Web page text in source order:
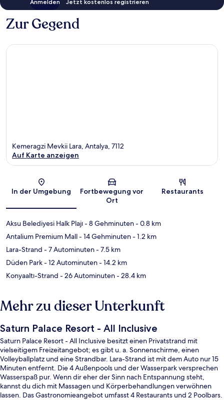
Anmelden Jetzt kostenlos registrieren
Zur Gegend
Karte
Kemeragzi Mevkii Lara, Antalya, 7112
Auf Karte anzeigen
In der Umgebung
Fortbewegung vor
Ort
Restaurants
Aksu Belediyesi Halk Plajı- 8 Gehminuten- 0.8 km
Antalium Premium Mall- 14 Gehminuten- 1.2 km
Lara-Strand - 7 Autominuten- 7.5 km
Düden Park- 12 Autominuten- 14.2 km
Konyaaltı-Strand - 26 Autominuten- 28.4 km
Mehr zu dieser Unterkunft
Saturn Palace Resort - All Inclusive
Saturn Palace Resort - All Inclusive besitzt einen Privatstrand mit
vielseitigem Freizeitangebot; es gibt u. a. Sonnenschirme, einen
Volleyballplatz und eine Strandbar. Lara-Strand ist mit dem Auto nur 15
Minuten entfernt. Die 4 Außenpools und der Wasserpark versprechen
Wasserspaß pur. Wenn dir eher der Sinn nach Entspannung steht,
kannst du dich mit Massagen und Körperbehandlungen verwöhnen
lassen. Das Gastronomieangebot umfasst 4 Restaurants und 2 Poolbars.